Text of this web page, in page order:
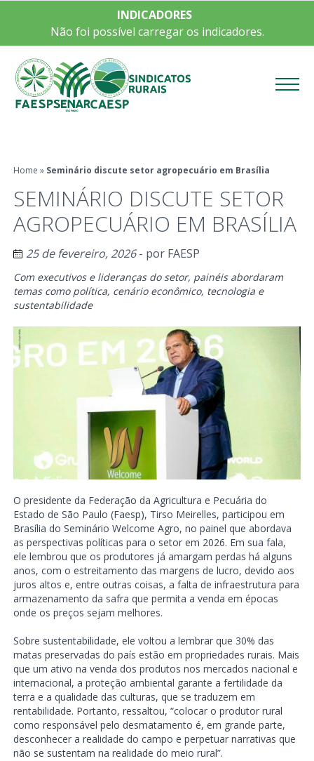
INDICADORES
Não foi possível carregar os indicadores.
Home » Seminário discute setor agropecuário em Brasília
SEMINÁRIO DISCUTE SETOR
AGROPECUÁRIO EM BRASÍLIA
25 de fevereiro, 2026- por FAESP
Com executivos e lideranças do setor, painéis abordaram
temas como política, cenário econômico, tecnologia e
sustentabilidade
O presidente da Federação da Agricultura e Pecuária do
Estado de São Paulo (Faesp), Tirso Meirelles, participou em
Brasília do Seminário Welcome Agro, no painel que abordava
as perspectivas políticas para o setor em 2026. Em sua fala,
ele lembrou que os produtores já amargam perdas há alguns
anos, com o estreitamento das margens de lucro, devido aos
juros altos e, entre outras coisas, a falta de infraestrutura para
armazenamento da safra que permita a venda em épocas
onde os preços sejam melhores.
Sobre sustentabilidade, ele voltou a lembrar que 30% das
matas preservadas do país estão em propriedades rurais. Mais
que um ativo na venda dos produtos nos mercados nacional e
internacional, a proteção ambiental garante a fertilidade da
terra e a qualidade das culturas, que se traduzem em
rentabilidade. Portanto, ressaltou, “colocar o produtor rural
como responsável pelo desmatamento é, em grande parte,
desconhecer a realidade do campo e perpetuar narrativas que
não se sustentam na realidade do meio rural”.